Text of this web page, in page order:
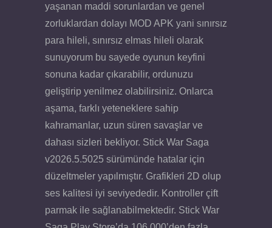
yaşanan maddi sorunlardan ve genel
zorluklardan dolayı MOD APK yani sınırsız
para hileli, sınırsız elmas hileli olarak
sunuyorum bu sayede oyunun keyfini
sonuna kadar çıkarabilir, ordunuzu
geliştirip yenilmez olabilirsiniz. Onlarca
aşama, farklı yeteneklere sahip
kahramanlar, uzun süren savaşlar ve
dahası sizleri bekliyor. Stick War Saga
v2026.5.5025 sürümünde hatalar için
düzeltmeler yapılmıştır. Grafikleri 2D olup
ses kalitesi iyi seviyededir. Kontroller çift
parmak ile sağlanabilmektedir. Stick War